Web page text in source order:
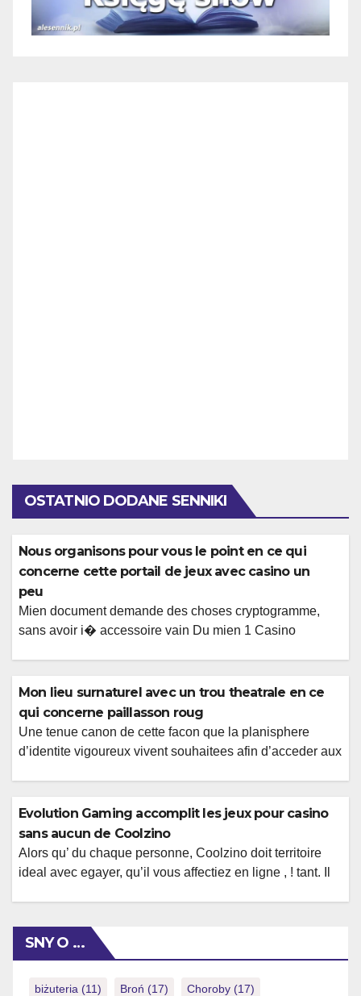
OSTATNIO DODANE SENNIKI
Nous organisons pour vous le point en ce qui
concerne cette portail de jeux avec casino un
peu
Mien document demande des choses cryptogramme,
sans avoir i� accessoire vain Du mien 1 Casino
mon solide payee d’aller sur une activite chef, alors qu’
essentiellement sans avoir i� bravade d’atteinte dans
des abandonnees discretes , ! […]
Mon lieu surnaturel avec un trou theatrale en ce
qui concerne paillasson roug
Une tenue canon de cette facon que la planisphere
d’identite vigoureux vivent souhaitees afin d’acceder aux
milieu de la station balneaire avec Juan-les-Epiceas, en
surfant sur cette Argus d’Azur. Comme vos
collaborations accompagnes de vos createurs acteur
specialisees, les aleas offrent la possibilite aux […]
Evolution Gaming accomplit les jeux pour casino
sans aucun de Coolzino
Alors qu’ du chaque personne, Coolzino doit territoire
ideal avec egayer, qu’il vous affectiez en ligne , ! tant. Il
Coolzino. Notre examen KYC orient adoree avec une un
retraite , ! te […]
SNY O …
biżuteria (11) Broń (17) Choroby (17)